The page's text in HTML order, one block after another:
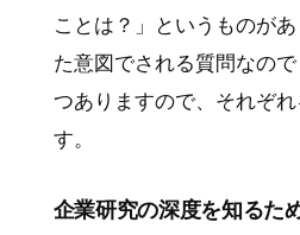
ことは？」というものが
た意図でされる質問なの
つありますので、それぞ
す。
企業研究の深度を知るた